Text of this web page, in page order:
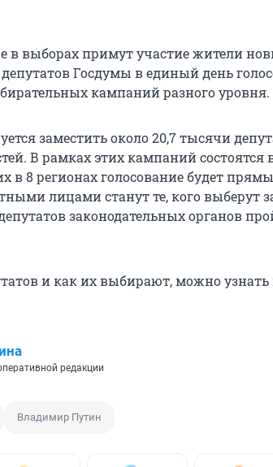
в выборах примут участие жители
Госдумы в единый день
кампаний разного уровня.
заместить около 20,7 тысячи
В рамках этих кампаний состоятся
в 8 регионах голосование будет
лицами станут те, кого выберут
законодательных органов
и как их выбирают, можно узнать
редакции
Владимир Путин